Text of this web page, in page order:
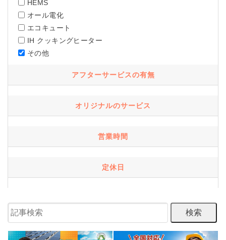
HEMS
オール電化
エコキュート
IH クッキングヒーター
その他
アフターサービスの有無
オリジナルのサービス
営業時間
定休日